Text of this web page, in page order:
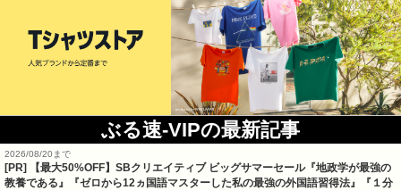
ぶる速-VIPの最新記事
2026/08/20まで
[PR]
【最大50%OFF】SBクリエイティブ ビッグサマーセール『地政学が最強の
教養である』『ゼロから12ヵ国語マスターした私の最強の外国語習得法』『１分